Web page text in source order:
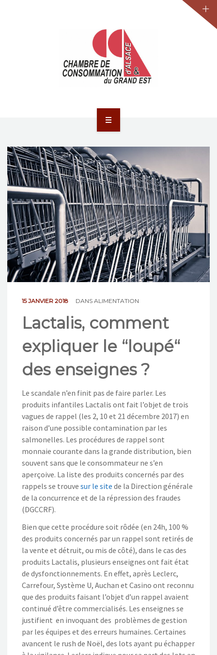
ACTUALITÉS
JURIDIQUE
LA CCA-GE
NOS ACTIONS
CONTACT
15 JANVIER 2018 DANS ALIMENTATION
Lactalis, comment
expliquer le “loupé“
des enseignes ?
Le scandale n’en finit pas de faire parler. Les
produits infantiles Lactalis ont fait l’objet de trois
vagues de rappel (les 2, 10 et 21 décembre 2017) en
raison d’une possible contamination par les
salmonelles. Les procédures de rappel sont
monnaie courante dans la grande distribution, bien
souvent sans que le consommateur ne s’en
aperçoive. La liste des produits concernés par des
rappels se trouve sur le site de la Direction générale
de la concurrence et de la répression des fraudes
(DGCCRF).
Bien que cette procédure soit rôdée (en 24h, 100 %
des produits concernés par un rappel sont retirés de
la vente et détruit, ou mis de côté), dans le cas des
produits Lactalis, plusieurs enseignes ont fait état
de dysfonctionnements. En effet, après Leclerc,
Carrefour, Système U, Auchan et Casino ont reconnu
que des produits faisant l’objet d’un rappel avaient
continué d’être commercialisés. Les enseignes se
justifient en invoquant des problèmes de gestion
par les équipes et des erreurs humaines. Certaines
avancent le rush de Noël, des lots ayant pu échapper